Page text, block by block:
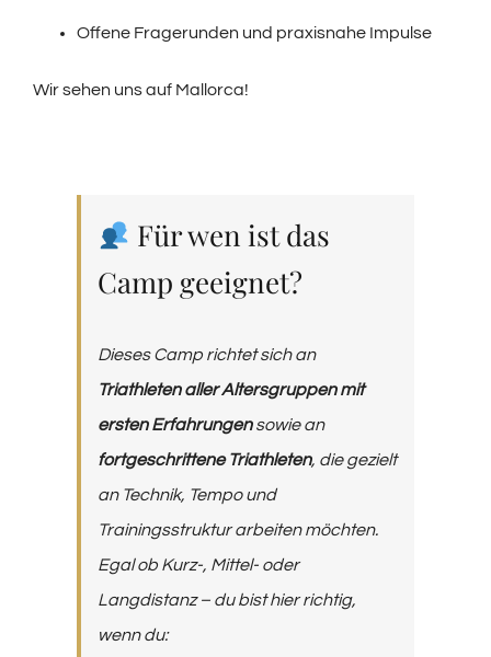
Offene Fragerunden und praxisnahe Impulse
Wir sehen uns auf Mallorca!
Für wen ist das
Camp geeignet?
Dieses Camp richtet sich an
Triathleten aller Altersgruppen mit
ersten Erfahrungensowie an
fortgeschrittene Triathleten, die gezielt
an Technik, Tempo und
Trainingsstruktur arbeiten möchten.
Egal ob Kurz-, Mittel- oder
Langdistanz – du bist hier richtig,
wenn du: